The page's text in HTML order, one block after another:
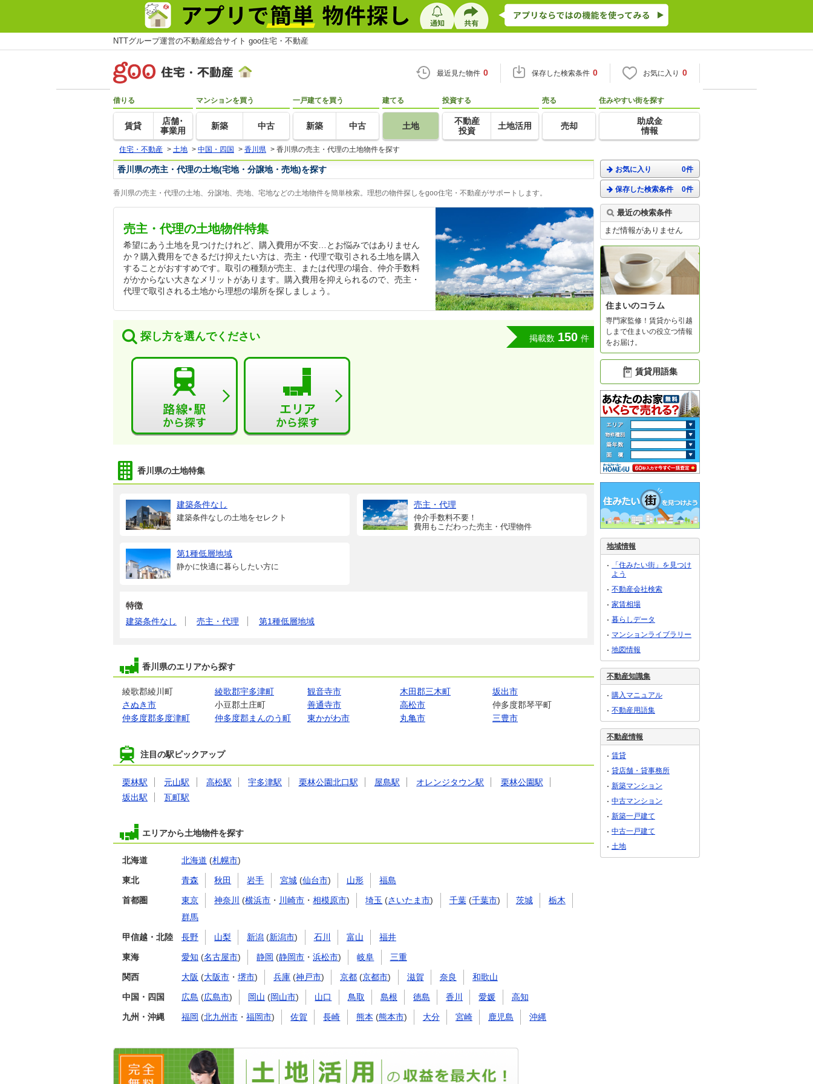
NTTグループ運営の不動産総合サイト goo住宅・不動産
最近見た物件 0 保存した検索条件 0 お気に入り 0
借りる
賃貸
店舗･
事業用
マンションを買う
新築 中古
一戸建てを買う
新築 中古
建てる
土地
投資する
不動産
投資
土地活用
売る
売却
住みやすい街を探す
助成金
情報
住宅・不動産 > 土地 > 中国・四国 > 香川県 > 香川県の売主・代理の土地物件を探す
香川県の売主・代理の土地(宅地・分譲地・売地)を探す
香川県の売主・代理の土地、分譲地、売地、宅地などの土地物件を簡単検索。理想の物件探しをgoo住宅・不動産がサポートします。
売主・代理の土地物件特集
希望にあう土地を見つけたけれど、購入費用が不安…とお悩みではありません
か？購入費用をできるだけ抑えたい方は、売主・代理で取引される土地を購入
することがおすすめです。取引の種類が売主、または代理の場合、仲介手数料
がかからない大きなメリットがあります。購入費用を抑えられるので、売主・
代理で取引される土地から理想の場所を探しましょう。
探し方を選んでください 掲載数 150 件
香川県の土地特集
建築条件なし
建築条件なしの土地をセレクト
売主・代理
仲介手数料不要！
費用もこだわった売主・代理物件
第1種低層地域
静かに快適に暮らしたい方に
特徴
建築条件なし
売主・代理 第1種低層地域
香川県のエリアから探す
綾歌郡綾川町 綾歌郡宇多津町 観音寺市 木田郡三木町
坂出市
さぬき市
小豆郡土庄町 善通寺市 高松市
仲多度郡琴平町
仲多度郡多度津町
仲多度郡まんのう町 東かがわ市 丸亀市 三豊市
注目の駅ピックアップ
栗林駅 元山駅 高松駅 宇多津駅 栗林公園北口駅 屋島駅 オレンジタウン駅
栗林公園駅
坂出駅
瓦町駅
エリアから土地物件を探す
北海道 北海道 (札幌市)
東北 青森 秋田 岩手 宮城(仙台市) 山形 福島
首都圏 東京 神奈川 (横浜市 ・ 川崎市 ・相模原市) 埼玉 (さいたま市) 千葉(千葉市) 茨城
栃木
群馬
甲信越・北陸 長野 山梨 新潟 (新潟市) 石川 富山 福井
東海 愛知 (名古屋市) 静岡 (静岡市 ・浜松市) 岐阜 三重
関西 大阪 (大阪市 ・ 堺市) 兵庫 (神戸市) 京都 (京都市) 滋賀 奈良 和歌山
中国・四国 広島 (広島市) 岡山 (岡山市) 山口 鳥取 島根 徳島 香川 愛媛 高知
九州・沖縄 福岡 (北九州市 ・ 福岡市) 佐賀 長崎 熊本 (熊本市) 大分 宮崎 鹿児島 沖縄
お気に入り 0件
保存した検索条件 0件
最近の検索条件
まだ情報がありません
住まいのコラム
専門家監修！賃貸から引越
しまで住まいの役立つ情報
をお届け。
賃貸用語集
地域情報
「住みたい街」を見つけ
よう
不動産会社検索
家賃相場
暮らしデータ
マンションライブラリー
地図情報
不動産知識集
購入マニュアル
不動産用語集
不動産情報
賃貸
貸店舗・貸事務所
新築マンション
中古マンション
新築一戸建て
中古一戸建て
土地